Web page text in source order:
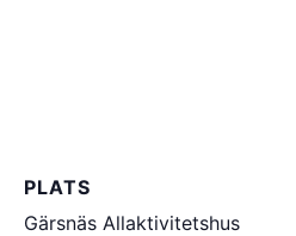
PLATS
Gärsnäs Allaktivitetshus